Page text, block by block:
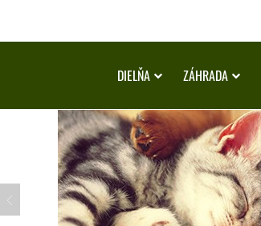
DIELŇA ZÁHRADA